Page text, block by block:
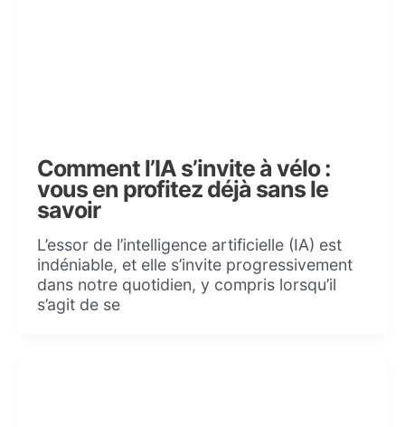
Comment l’IA s’invite à vélo :
vous en profitez déjà sans le
savoir
L’essor de l’intelligence artificielle (IA) est
indéniable, et elle s’invite progressivement
dans notre quotidien, y compris lorsqu’il
s’agit de se